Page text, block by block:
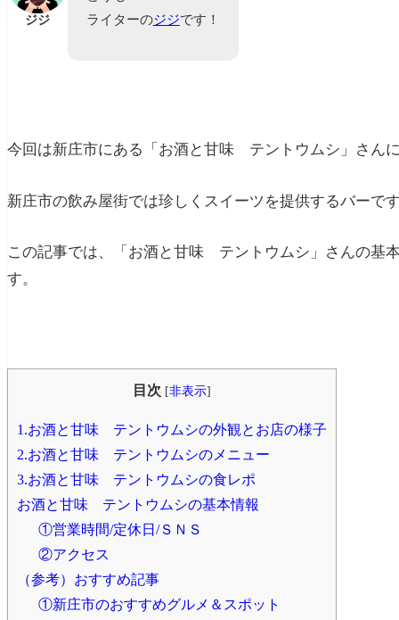
ジジ
ライターのジジです！
今回は新庄市にある「 お酒と甘味 テントウムシ 」さん
新庄市の飲み屋街では珍しくスイーツを提供するバーで
この記事では、「 お酒と甘味 テントウムシ 」さんの基
す。
目次 [非表示]
1.お酒と甘味 テントウムシの外観とお店の様子
2.お酒と甘味 テントウムシのメニュー
3.お酒と甘味 テントウムシの食レポ
お酒と甘味 テントウムシの基本情報
①営業時間/定休日/ＳＮＳ
②アクセス
（参考）おすすめ記事
①新庄市のおすすめグルメ＆スポット